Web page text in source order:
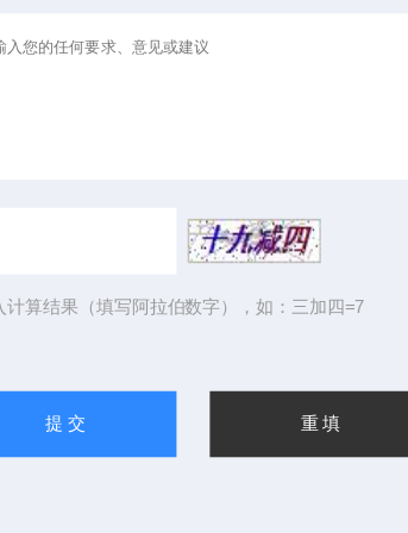
计算结果（填写阿拉伯数字），如：三加四=7